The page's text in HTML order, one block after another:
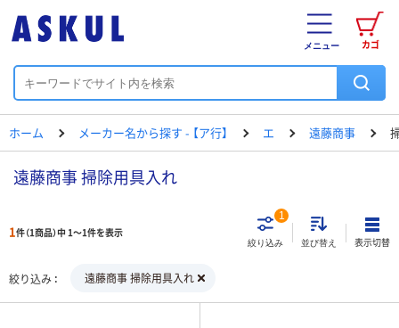
カゴ
メニュー
ホーム メーカー名から探す - 【ア行】 エ 遠藤商事
遠藤商事 掃除用具入れ
1件（1商品）中 1～1件を表示
絞り込み
1
並び替え 表示切替
絞り込み 遠藤商事 掃除用具入れ